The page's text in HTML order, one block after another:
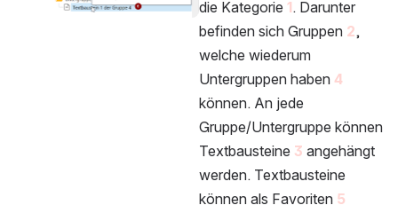
die Kategorie 1. Darunter
befinden sich Gruppen 2,
welche wiederum
Untergruppen haben
können. An jede
Gruppe/Untergruppe können
Textbausteine 3 angehängt
werden. Textbausteine
können als Favoriten 5